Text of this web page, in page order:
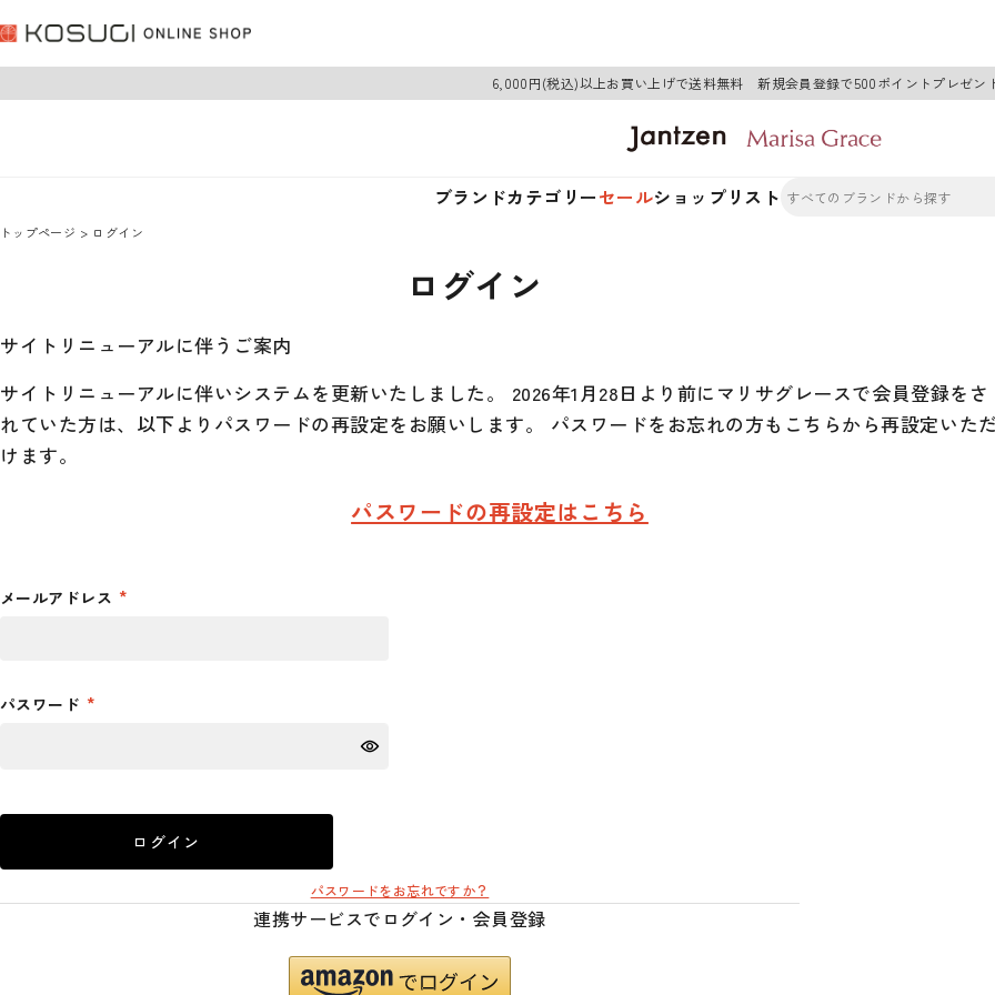
6,000円(税込)以上お買い上げで送料無料 新規会員登録で500ポイントプレゼン
ブランドカテゴリーセールショップリスト
トップページ ログイン
ログイン
サイトリニューアルに伴うご案内
サイトリニューアルに伴いシステムを更新いたしました。 2026年1月28日より前にマリサグレースで会員登録をさ
れていた方は、以下よりパスワードの再設定をお願いします。 パスワードをお忘れの方もこちらから再設定いただ
けます。
パスワードの再設定はこちら
メールアドレス
パスワード
ログイン
パスワードをお忘れですか？
連携サービスでログイン・会員登録